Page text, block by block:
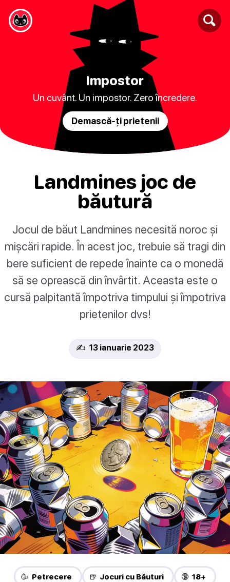
Impostor
Un cuvânt. Un impostor. Zero încredere.
Demască-ți prietenii
Landmines joc de
băutură
Jocul de băut Landmines necesită noroc și
mișcări rapide. În acest joc, trebuie să tragi din
bere suficient de repede înainte ca o monedă
să se oprească din învârtit. Aceasta este o
cursă palpitantă împotriva timpului și împotriva
prietenilor dvs!
✍️ 13 ianuarie 2023
🥳 Petrecere 🍺 Jocuri cu Băuturi 🔞 18+